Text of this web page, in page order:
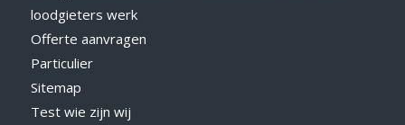
loodgieters werk
Offerte aanvragen
Particulier
Sitemap
Test wie zijn wij